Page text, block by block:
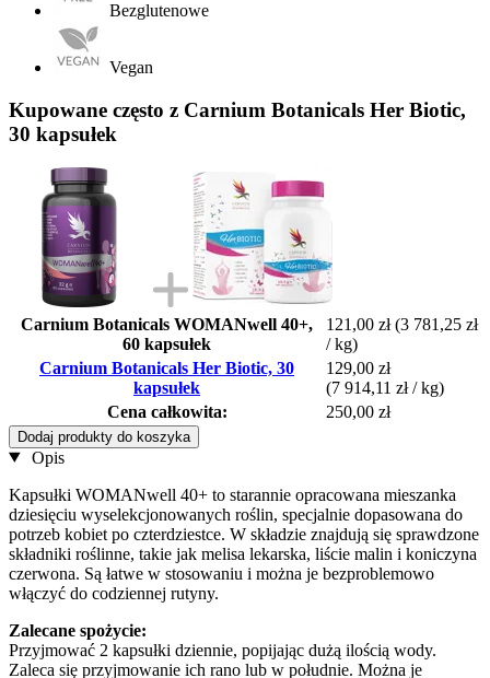
Bezglutenowe
Vegan
Kupowane często z Carnium Botanicals Her Biotic,
30 kapsułek
Carnium Botanicals WOMANwell 40+,
60 kapsułek
121,00 zł (3 781,25 zł
/ kg)
Carnium Botanicals Her Biotic, 30
kapsułek
129,00 zł
(7 914,11 zł / kg)
Cena całkowita:
250,00 zł
Dodaj produkty do koszyka
Opis
Kapsułki WOMANwell 40+ to starannie opracowana mieszanka
dziesięciu wyselekcjonowanych roślin, specjalnie dopasowana do
potrzeb kobiet po czterdziestce. W składzie znajdują się sprawdzone
składniki roślinne, takie jak melisa lekarska, liście malin i koniczyna
czerwona. Są łatwe w stosowaniu i można je bezproblemowo
włączyć do codziennej rutyny.
Zalecane spożycie:
Przyjmować 2 kapsułki dziennie, popijając dużą ilością wody.
Zaleca się przyjmowanie ich rano lub w południe. Można je